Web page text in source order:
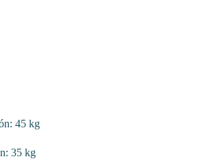
45 kg
35 kg